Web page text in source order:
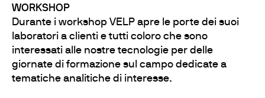
WORKSHOP
Durante i workshop VELP apre le porte dei suoi
laboratori a clienti e tutti coloro che sono
interessati alle nostre tecnologie per delle
giornate di formazione sul campo dedicate a
tematiche analitiche di interesse.